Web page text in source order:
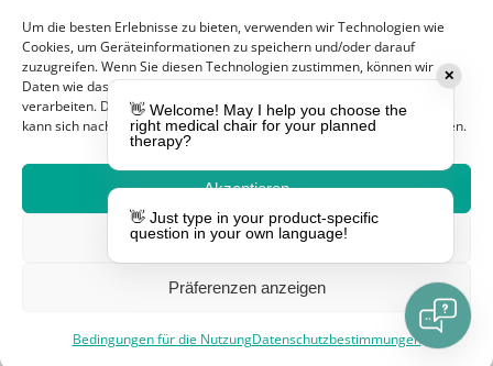
Um die besten Erlebnisse zu bieten, verwenden wir Technologien wie
Cookies, um Geräteinformationen zu speichern und/oder darauf
zuzugreifen. Wenn Sie diesen Technologien zustimmen, können wir
Daten wie das Surfverhalten oder eindeutige IDs auf dieser Website
verarbeiten. Die Nichteinwilligung oder der Widerruf der Einwilligung
kann sich nachteilig auf bestimmte Merkmale und Funktionen auswirken.
Akzeptieren
Leugnen
Präferenzen anzeigen
Bedingungen für die NutzungDatenschutzbestimmungen
Bluttransfusionsliege –Chemotherapie Stuhl–Blutspende Liege–
Infusions Liegesessel–Hämodialyse Patient Stuhl–Dialysepatienten
Stuhl–Multifunktionaler Stuhl–Dialyse-Behandlungsliege–
Bluttransfusion Stuhl
Multifunktionsstuhl–Transfusions-Stuhl–Patienten-Stuhl
Behandlungstisch–Elektrischer Behandlungstisch–Untersuchungsliege
mit verstellbarer Rückenlehne
Behandlungstisch auf Rollen–Manueller Behandlungstisch–Dreiteiliger
Behandlungstisch–Behandlungstisch mit fester Höhe–Elektrischer
Hämodialysesessel
Hämodialysesessel–Sessel für die Dialyse–EEG Stuhl
Elektroenzephalographie Stuhl
Blutentnahmesessel
OnkologieStühle–Hämodialysesessel mit Fußstütze–Waschbarer
Teleskop-Infusionsständer–Hämodialysesessel mit
Anpassbare
✕
👋 Welcome! May I help you choose the
right medical chair for your planned
therapy?
👋 Just type in your product-specific
question in your own language!